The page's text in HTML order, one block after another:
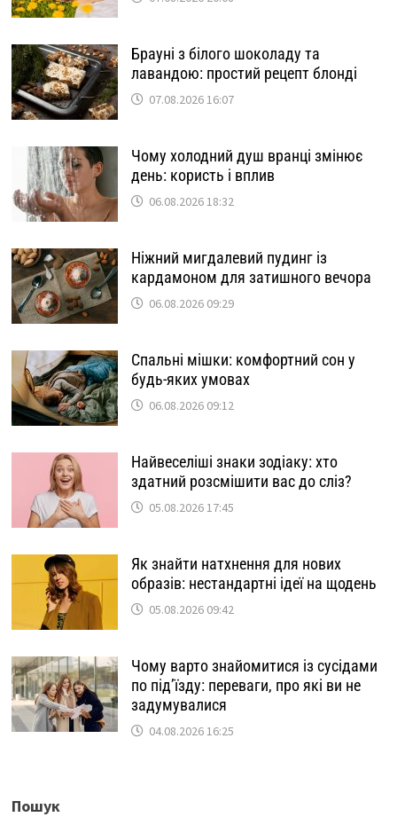
Брауні з білого шоколаду та
лавандою: простий рецепт блонді
07.08.2026 16:07
Чому холодний душ вранці змінює
день: користь і вплив
06.08.2026 18:32
Ніжний мигдалевий пудинг із
кардамоном для затишного вечора
06.08.2026 09:29
Спальні мішки: комфортний сон у
будь-яких умовах
06.08.2026 09:12
Найвеселіші знаки зодіаку: хто
здатний розсмішити вас до сліз?
05.08.2026 17:45
Як знайти натхнення для нових
образів: нестандартні ідеї на щодень
05.08.2026 09:42
Чому варто знайомитися із сусідами
по під’їзду: переваги, про які ви не
задумувалися
04.08.2026 16:25
Пошук